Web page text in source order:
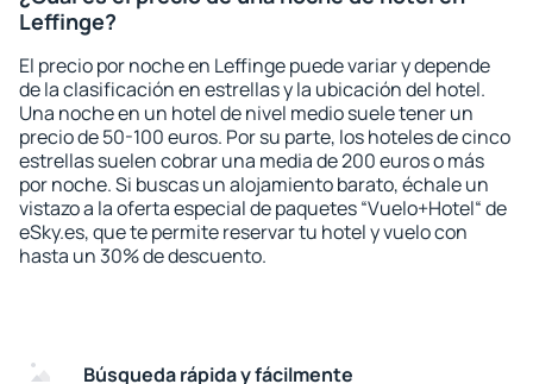
Leffinge?
El precio por noche en Leffinge puede variar y depende
de la clasificación en estrellas y la ubicación del hotel.
Una noche en un hotel de nivel medio suele tener un
precio de 50-100 euros. Por su parte, los hoteles de cinco
estrellas suelen cobrar una media de 200 euros o más
por noche. Si buscas un alojamiento barato, échale un
vistazo a la oferta especial de paquetes “Vuelo+Hotel“ de
eSky.es, que te permite reservar tu hotel y vuelo con
hasta un 30% de descuento.
Búsqueda rápida y fácilmente